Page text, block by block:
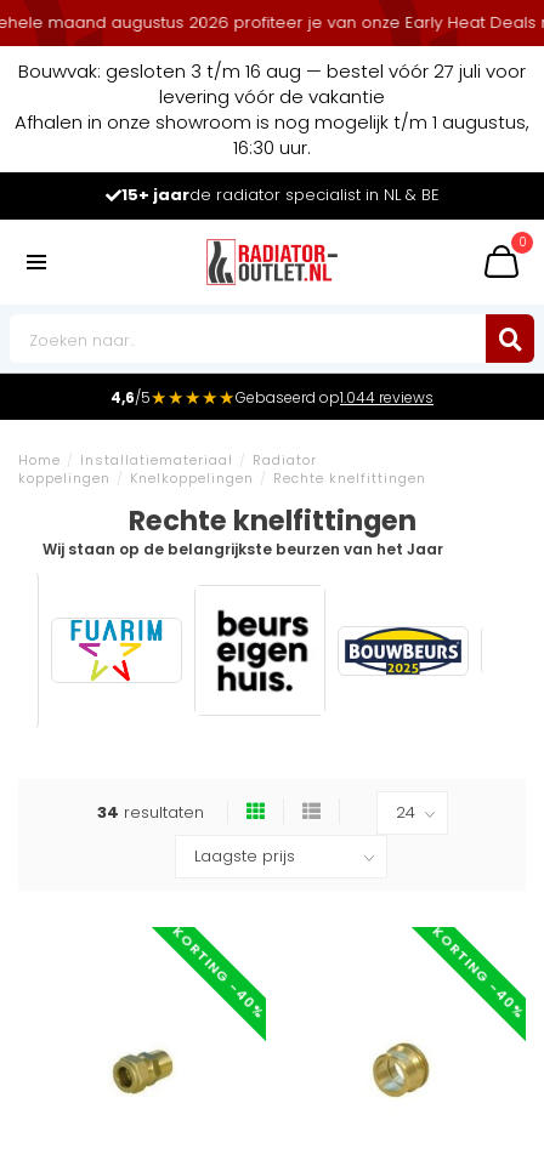
augustus 2026 profiteer je van onze Early Heat Deals met
Bouwvak: gesloten 3 t/m 16 aug — bestel vóór 27 juli voor
levering vóór de vakantie
Afhalen in onze showroom is nog mogelijk t/m 1 augustus,
16:30 uur.
Marktleiderin radiatoren in de Benelux
0
4,6/5★★★★★Gebaseerd op1.044 reviews
Home / Installatiemateriaal / Radiator
koppelingen / Knelkoppelingen / Rechte knelfittingen
Rechte knelfittingen
Wij staan op de belangrijkste beurzen van het Jaar
34 resultaten
KORTING -40% KORTING -40%